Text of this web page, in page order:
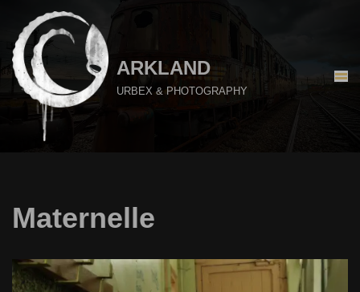
Aller
au
contenu
ARKLAND
URBEX & PHOTOGRAPHY
Maternelle